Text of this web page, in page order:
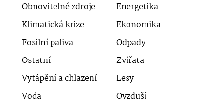
Obnovitelné zdroje
Energetika
Klimatická krize
Ekonomika
Fosilní paliva
Odpady
Ostatní
Zvířata
Vytápění a chlazení
Lesy
Voda
Ovzduší